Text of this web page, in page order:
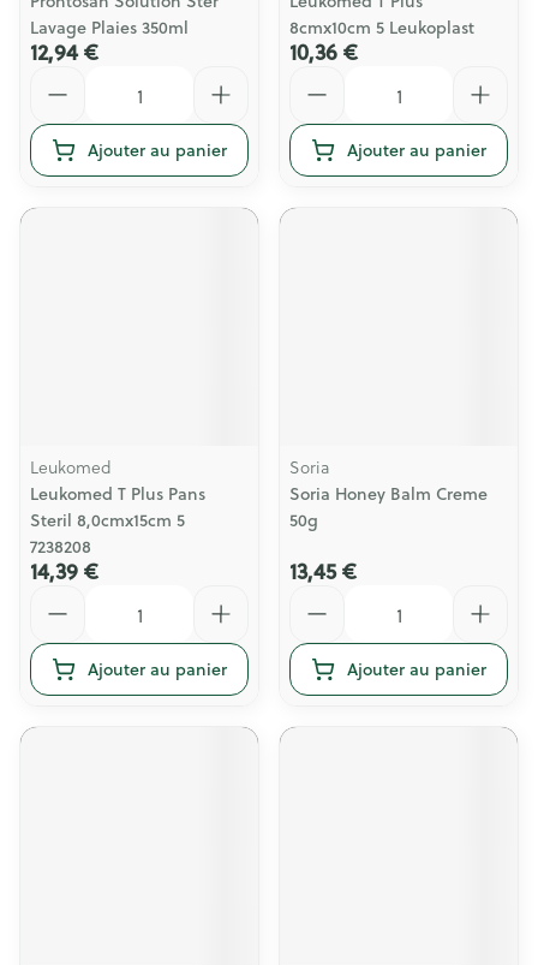
Lavage Plaies 350ml
12,94 €
Ajouter au panier
8cmx10cm 5 Leukoplast
10,36 €
Ajouter au panier
Leukomed
Leukomed T Plus Pans
Steril 8,0cmx15cm 5
7238208
14,39 €
Ajouter au panier
Soria
Soria Honey Balm Creme
50g
13,45 €
Ajouter au panier